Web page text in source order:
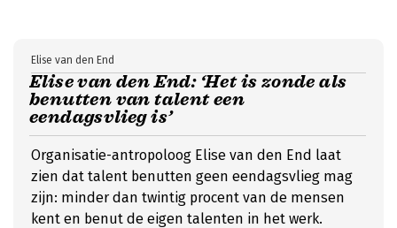
Elise van den End: ‘Het is zonde als
benutten van talent een
eendagsvlieg is’
Elise van den End
Organisatie-antropoloog Elise van den End laat
zien dat talent benutten geen eendagsvlieg mag
zijn: minder dan twintig procent van de mensen
kent en benut de eigen talenten in het werk.